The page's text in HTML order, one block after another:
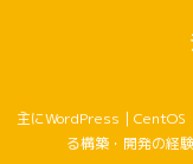
主にWordPress｜
る構築・開発の経